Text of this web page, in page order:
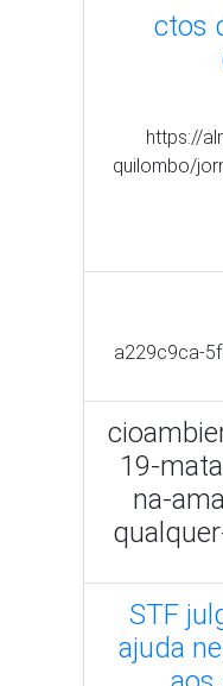
a229c9ca-
19-
STF
ajuda
aos
https://